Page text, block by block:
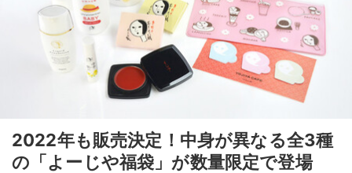
2022年も販売決定！中身が異なる全3種
の「よーじや福袋」が数量限定で登場